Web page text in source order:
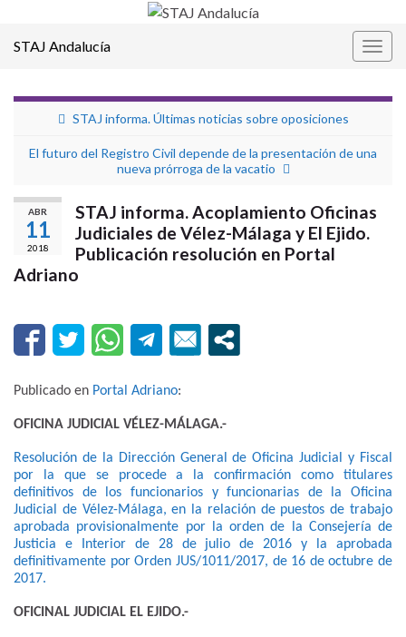
STAJ Andalucía
STAJ informa. Últimas noticias sobre oposiciones
El futuro del Registro Civil depende de la presentación de una
nueva prórroga de la vacatio
ABR
11
2018
STAJ informa. Acoplamiento Oficinas
Judiciales de Vélez-Málaga y El Ejido.
Publicación resolución en Portal
Adriano
Publicado en Portal Adriano:
OFICINA JUDICIAL VÉLEZ-MÁLAGA.-
Resolución de la Dirección General de Oficina Judicial y Fiscal
por la que se procede a la confirmación como titulares
definitivos de los funcionarios y funcionarias de la Oficina
Judicial de Vélez-Málaga, en la relación de puestos de trabajo
aprobada provisionalmente por la orden de la Consejería de
Justicia e Interior de 28 de julio de 2016 y la aprobada
definitivamente por Orden JUS/1011/2017, de 16 de octubre de
2017.
OFICINAL JUDICIAL EL EJIDO.-